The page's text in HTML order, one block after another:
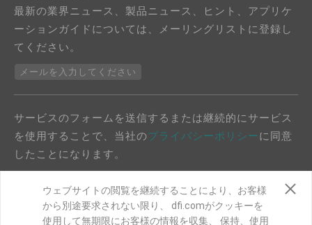
最新の業界ニュース、製品ニュース、ヒント、アプリケ
ーションガイドについては、メーリングリストに登録し
てください。
メールを入力してください
サービスのフォームを送信するまたは継続的にサービス
を使用することで、当社のプライバシーポリシーに同意
したことになります。
ウェブサイトの閲覧を継続することにより、お客様
から別途要求されない限り、 dfi.comがクッキーを
使用して無期限にお客様の情報を収集、 保持、使用